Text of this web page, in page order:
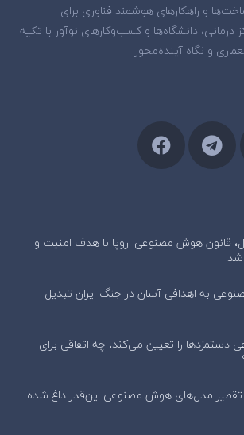
و راهکارهای هوشمند فناوری برای
درمانی، دانشگاه‌ها و کسب‌وکارهای نوآور با تکیه
و نگاه آینده‌محور
بعد از ۲ سال، قانون هوش مصنوعی اروپا با هدف امنیت و
شد
به اهدافی آسان در جنگ ایران تبدیل
را تعیین می‌کند، چه اتفاقی برای
تقطیر مدل‌های هوش مصنوعی این‌قدر داغ شده